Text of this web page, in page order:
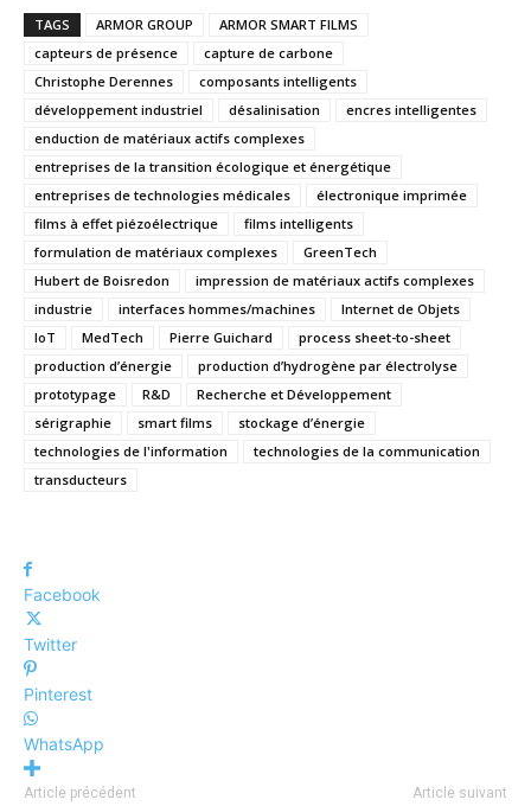
TAGS ARMOR GROUP
ARMOR SMART FILMS
capteurs de présence
capture de carbone
Christophe Derennes
composants intelligents
développement industriel
désalinisation
encres intelligentes
enduction de matériaux actifs complexes
entreprises de la transition écologique et énergétique
entreprises de technologies médicales
électronique imprimée
films à effet piézoélectrique
films intelligents
formulation de matériaux complexes
GreenTech
Hubert de Boisredon
impression de matériaux actifs complexes
industrie
interfaces hommes/machines
Internet de Objets
IoT
MedTech Pierre Guichard
process sheet-to-sheet
production d’énergie
production d’hydrogène par électrolyse
prototypage
R&D
Recherche et Développement
sérigraphie
smart films
stockage d’énergie
technologies de l'information
technologies de la communication
transducteurs
Facebook
Twitter
Pinterest
WhatsApp
Article précédent Article suivant